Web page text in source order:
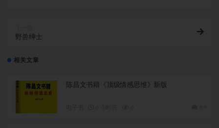
野兽绅士
相关文章
陈昌文书籍《顶级情感思维》新版